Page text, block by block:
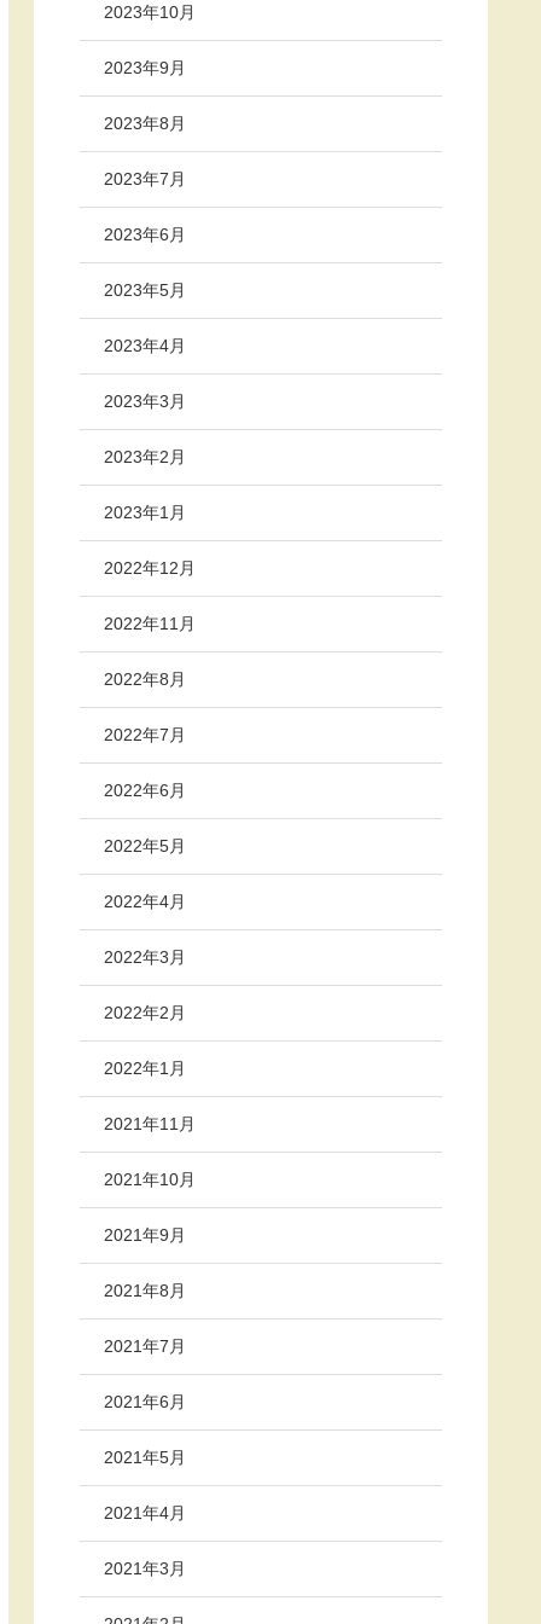
2023年10月
2023年9月
2023年8月
2023年7月
2023年6月
2023年5月
2023年4月
2023年3月
2023年2月
2023年1月
2022年12月
2022年11月
2022年8月
2022年7月
2022年6月
2022年5月
2022年4月
2022年3月
2022年2月
2022年1月
2021年11月
2021年10月
2021年9月
2021年8月
2021年7月
2021年6月
2021年5月
2021年4月
2021年3月